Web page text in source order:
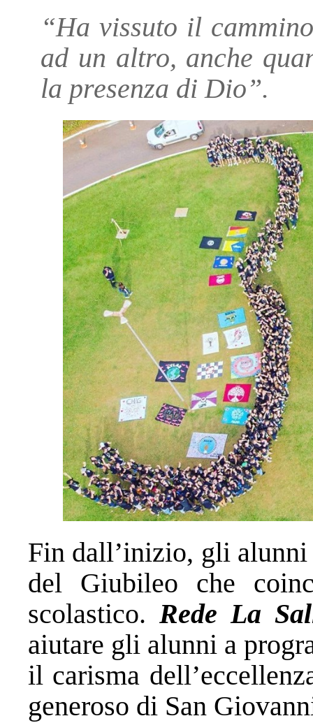
“Ha vissuto il
ad un altro, anche
la presenza di Dio”.
Fin dall’inizio, gli
del Giubileo che
scolastico. Rede La
aiutare gli alunni a
il carisma
generoso di San